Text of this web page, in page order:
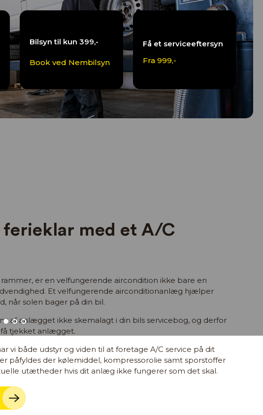
Bilsyn til kun 399,-
Book ved Nembilsyn
Få et serviceeftersyn
Fra 999,-
ferieklar med et A/C
er en velfungerende aircondition ikke bare en
Et velfungerende airconditionanlæg hjælper
når solen bager på din bil.
af anlægget ikke skemalagt i din bils servicebog, og derfor
få tjekket anlægget.
vi både udstyr og viden til at foretage A/C service på dit
påfyldes der kølemiddel, kompressorolie samt sporstoffer
utætheder hvis dit anlæg ikke fungerer som det skal.